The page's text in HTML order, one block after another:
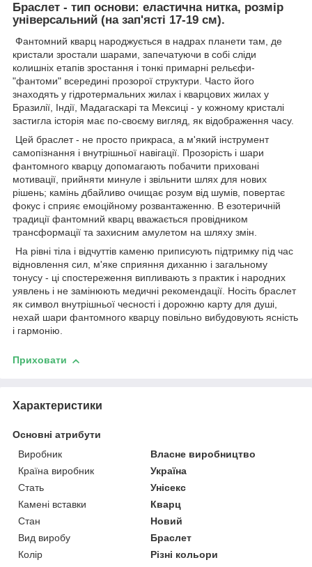
Браслет - тип основи: еластична нитка, розмір
універсальний (на зап'ясті 17-19 см).
Фантомний кварц народжується в надрах планети там, де
кристали зростали шарами, запечатуючи в собі сліди
колишніх етапів зростання і тонкі примарні рельєфи-
"фантоми" всередині прозорої структури. Часто його
знаходять у гідротермальних жилах і кварцових жилах у
Бразилії, Індії, Мадагаскарі та Мексиці - у кожному кристалі
застигла історія має по-своєму вигляд, як відображення часу.
Цей браслет - не просто прикраса, а м'який інструмент
самопізнання і внутрішньої навігації. Прозорість і шари
фантомного кварцу допомагають побачити приховані
мотивації, прийняти минуле і звільнити шлях для нових
рішень; камінь дбайливо очищає розум від шумів, повертає
фокус і сприяє емоційному розвантаженню. В езотеричній
традиції фантомний кварц вважається провідником
трансформації та захисним амулетом на шляху змін.
На рівні тіла і відчуттів каменю приписують підтримку під час
відновлення сил, м'яке сприяння диханню і загальному
тонусу - ці спостереження випливають з практик і народних
уявлень і не замінюють медичні рекомендації. Носіть браслет
як символ внутрішньої чесності і дорожню карту для душі,
нехай шари фантомного кварцу повільно вибудовують ясність
і гармонію.
Приховати
Характеристики
Основні атрибути
Виробник
Власне виробництво
Країна виробник
Україна
Стать
Унісекс
Камені вставки
Кварц
Стан
Новий
Вид виробу
Браслет
Колір
Різні кольори